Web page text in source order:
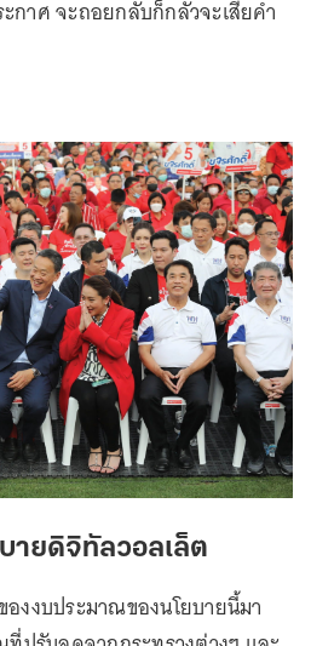
กาศ จะถอยกลับก็กลัวจะเสียคำ
ายดิจิทัลวอลเล็ต
งงบประมาณของนโยบายนี้มา